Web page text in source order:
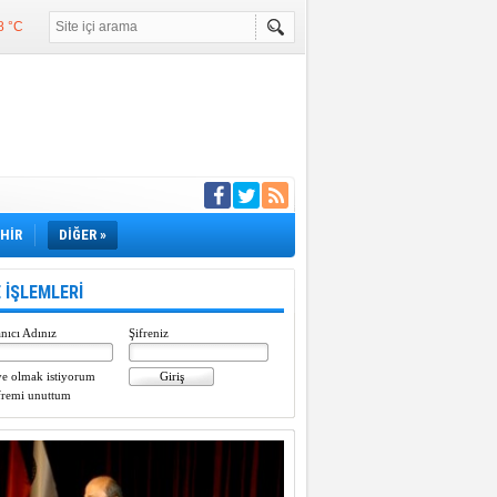
°C
girdi
DİĞER »
İŞLEMLERİ
Adınız Şifreniz
olmak istiyorum
unuttum